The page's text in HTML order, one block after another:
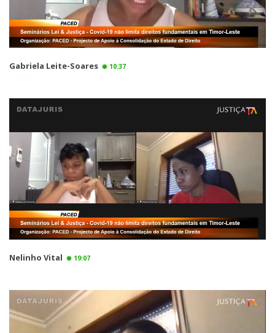
Gabriela Leite-Soares 10:37
Nelinho Vital 19:07